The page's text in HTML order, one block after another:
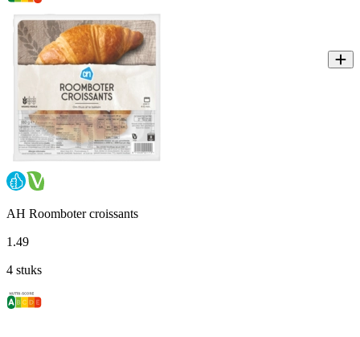
AH Roomboter croissants
1 .49
4 stuks